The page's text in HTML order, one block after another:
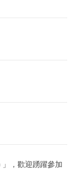
」，歡迎踴躍參加